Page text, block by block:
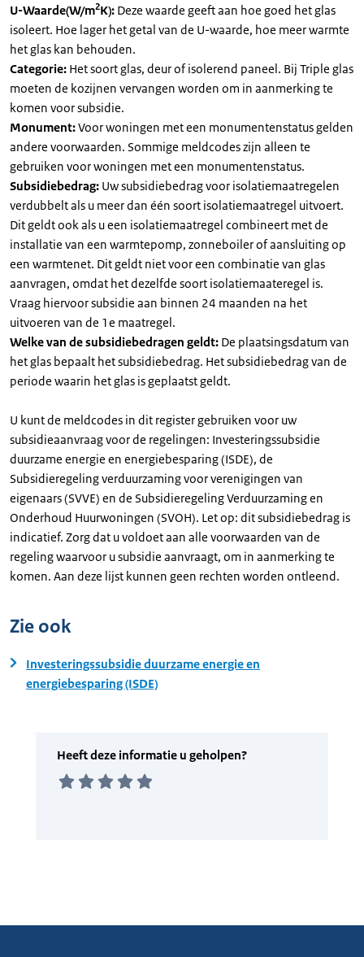
U-Waarde(W/m2K): Deze waarde geeft aan hoe goed het glas
isoleert. Hoe lager het getal van de U-waarde, hoe meer warmte
het glas kan behouden.
Categorie: Het soort glas, deur of isolerend paneel. Bij Triple glas
moeten de kozijnen vervangen worden om in aanmerking te
komen voor subsidie.
Monument:Voor woningen met een monumentenstatus gelden
andere voorwaarden. Sommige meldcodes zijn alleen te
gebruiken voor woningen met een monumentenstatus.
Subsidiebedrag: Uw subsidiebedrag voor isolatiemaatregelen
verdubbelt als u meer dan één soort isolatiemaatregel uitvoert.
Dit geldt ook als u een isolatiemaatregel combineert met de
installatie van een warmtepomp, zonneboiler of aansluiting op
een warmtenet. Dit geldt niet voor een combinatie van glas
aanvragen, omdat het dezelfde soort isolatiemaateregel is.
Vraag hiervoor subsidie aan binnen 24 maanden na het
uitvoeren van de 1e maatregel.
Welke van de subsidiebedragen geldt: De plaatsingsdatum van
het glas bepaalt het subsidiebedrag. Het subsidiebedrag van de
periode waarin het glas is geplaatst geldt.
U kunt de meldcodes in dit register gebruiken voor uw
subsidieaanvraag voor de regelingen: Investeringssubsidie
duurzame energie en energiebesparing (ISDE), de
Subsidieregeling verduurzaming voor verenigingen van
eigenaars (SVVE) en de Subsidieregeling Verduurzaming en
Onderhoud Huurwoningen (SVOH). Let op: dit subsidiebedrag is
indicatief. Zorg dat u voldoet aan alle voorwaarden van de
regeling waarvoor u subsidie aanvraagt, om in aanmerking te
komen. Aan deze lijst kunnen geen rechten worden ontleend.
Zie ook
Investeringssubsidie duurzame energie en
energiebesparing (ISDE)